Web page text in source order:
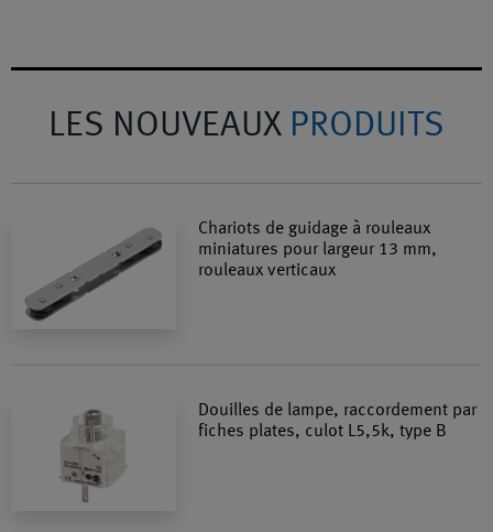
LES NOUVEAUX PRODUITS
Chariots de guidage à rouleaux
miniatures pour largeur 13 mm,
rouleaux verticaux
Douilles de lampe, raccordement par
fiches plates, culot L5,5k, type B